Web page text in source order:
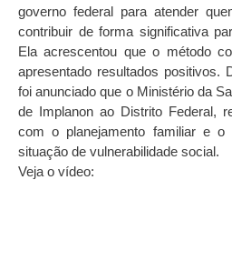
governo federal para atender
contribuir de forma significativa
Ela acrescentou que o método
apresentado resultados positivos.
foi anunciado que o Ministério da
de Implanon ao Distrito Federal,
com o planejamento familiar e o
situação de vulnerabilidade social.
Veja o vídeo: